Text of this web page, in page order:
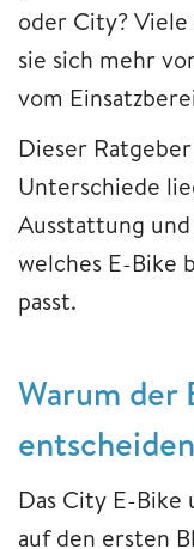
oder City? Viele
sie sich mehr
vom
Dieser
Unterschiede
Ausstattung
welches E-Bike
passt.
Warum der
Das City E-Bike
auf den ersten